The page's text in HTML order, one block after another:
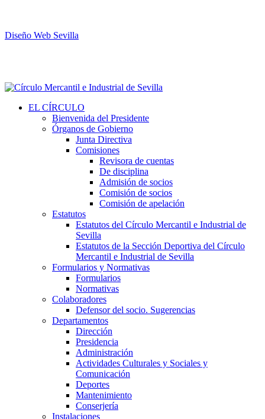
Diseño Web Sevilla
EL CÍRCULO
Bienvenida del Presidente
Órganos de Gobierno
Junta Directiva
Comisiones
Revisora de cuentas
De disciplina
Admisión de socios
Comisión de socios
Comisión de apelación
Estatutos
Estatutos del Círculo Mercantil e Industrial de
Sevilla
Estatutos de la Sección Deportiva del Círculo
Mercantil e Industrial de Sevilla
Formularios y Normativas
Formularios
Normativas
Colaboradores
Defensor del socio. Sugerencias
Departamentos
Dirección
Presidencia
Administración
Actividades Culturales y Sociales y
Comunicación
Deportes
Mantenimiento
Conserjería
Instalaciones